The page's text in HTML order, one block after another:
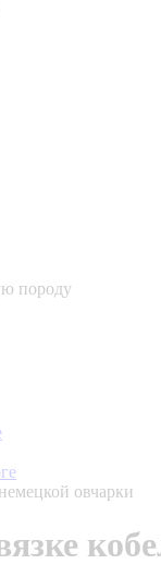
породу
овчарки